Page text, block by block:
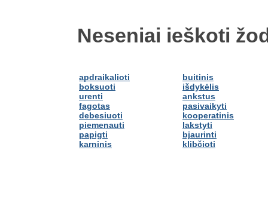
Neseniai ieškoti
apdraikalioti
boksuoti
urenti
fagotas
debesiuoti
piemenauti
papigti
karninis
buitinis
išdykėlis
ankstus
pasivaikyti
kooperatinis
lakstyti
bjaurinti
klibčioti